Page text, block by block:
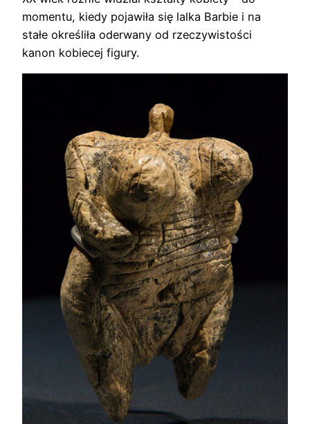
momentu, kiedy pojawiła się lalka Barbie i na
stałe określiła oderwany od rzeczywistości
kanon kobiecej figury.